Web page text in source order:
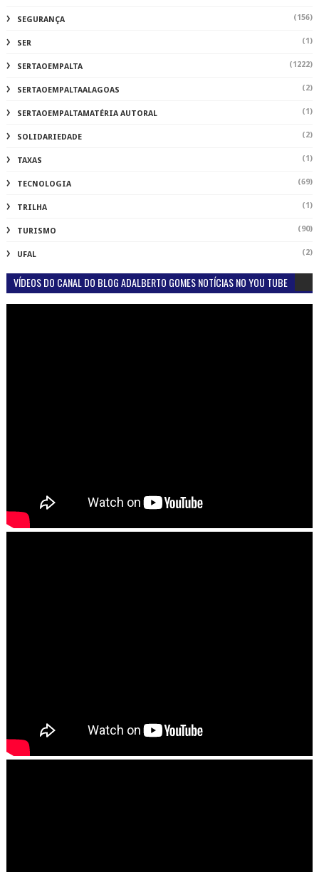
SEGURANÇA (156)
SER (1)
SERTAOEMPALTA (1222)
SERTAOEMPALTAALAGOAS (2)
SERTAOEMPALTAMATÉRIA AUTORAL (1)
SOLIDARIEDADE (2)
TAXAS (1)
TECNOLOGIA (69)
TRILHA (1)
TURISMO (90)
UFAL (2)
VÍDEOS DO CANAL DO BLOG ADALBERTO GOMES NOTÍCIAS NO YOU TUBE